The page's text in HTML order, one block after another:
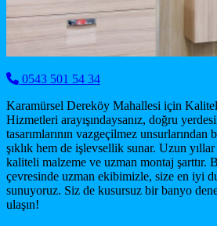
0543 501 54 34
Karamürsel Dereköy Mahallesi için
Hizmetleri arayışındaysanız, doğru
tasarımlarının vazgeçilmez
şıklık hem de işlevsellik sunar. Uzun
kaliteli malzeme ve uzman montaj şarttır.
çevresinde uzman ekibimizle, size en iyi
sunuyoruz. Siz de kusursuz bir banyo
ulaşın!